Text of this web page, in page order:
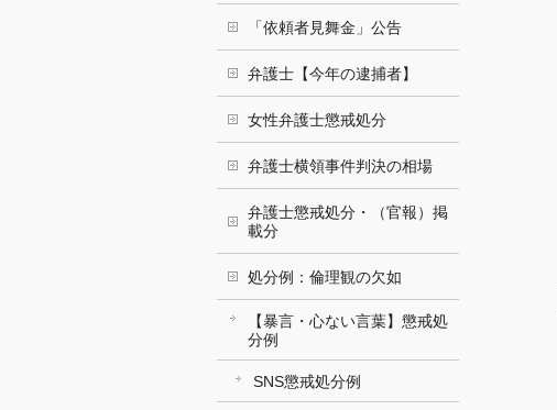
「依頼者見舞金」公告
弁護士【今年の逮捕者】
女性弁護士懲戒処分
弁護士横領事件判決の相場
弁護士懲戒処分・（官報）掲
載分
処分例：倫理観の欠如
【暴言・心ない言葉】懲戒処
分例
SNS懲戒処分例